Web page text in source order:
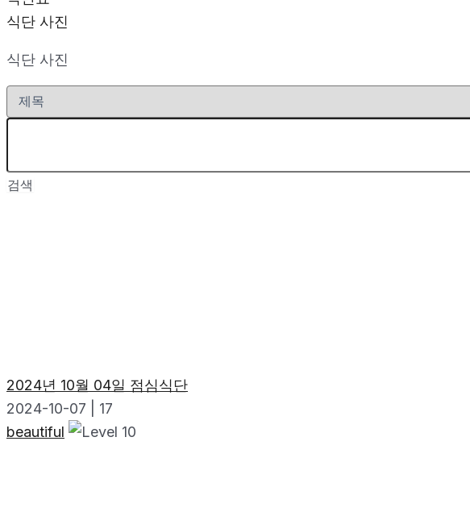
식단 사진
식단 사진
검색
2024년 10월 04일 점심식단
2024-10-07
17
beautiful